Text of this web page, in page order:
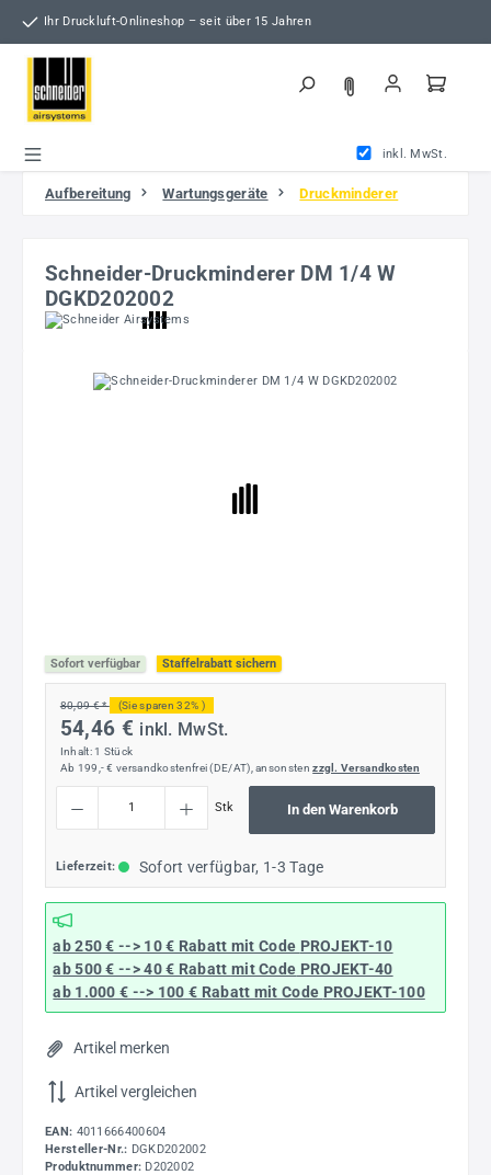
Zum Hauptinhalt springen
Ihr Druckluft-Onlineshop – seit über 15 Jahren
inkl. MwSt.
Aufbereitung Wartungsgeräte Druckminderer
Schneider-Druckminderer DM 1/4 W
DGKD202002
Bildergalerie überspringen
Sofort verfügbar Staffelrabatt sichern
80,09 € * (Sie sparen 32% )
54,46 € inkl. MwSt.
Inhalt: 1 Stück
Ab 199,- € versandkostenfrei (DE/AT), ansonstenzzgl. Versandkosten
Stk In den Warenkorb
Lieferzeit: Sofort verfügbar, 1-3 Tage
ab 250 € --> 10 € Rabatt mit Code PROJEKT-10
ab 500 € --> 40 € Rabatt mit Code PROJEKT-40
ab 1.000 € --> 100 € Rabatt mit Code PROJEKT-100
Artikel merken
Artikel vergleichen
EAN: 4011666400604
Hersteller-Nr.: DGKD202002
Produktnummer: D202002